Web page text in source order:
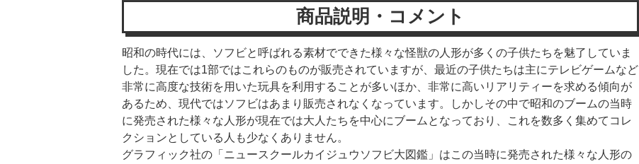
商品説明・コメント
昭和の時代には、ソフビと呼ばれる素材でできた様々な怪獣の人形が多くの子供たちを魅了していま
した。現在では1部ではこれらのものが販売されていますが、最近の子供たちは主にテレビゲームなど
非常に高度な技術を用いた玩具を利用することが多いほか、非常に高いリアリティーを求める傾向が
あるため、現代ではソフビはあまり販売されなくなっています。しかしその中で昭和のブームの当時
に発売された様々な人形が現在では大人たちを中心にブームとなっており、これを数多く集めてコレ
クションとしている人も少なくありません。
グラフィック社の「ニュースクールカイジュウソフビ大図鑑」はこの当時に発売された様々な人形の